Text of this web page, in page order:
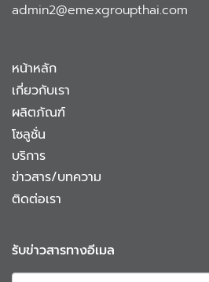
admin2@emexgroupthai.com
หน้าหลัก
เกี่ยวกับเรา
ผลิตภัณฑ์
โซลูชั่น
บริการ
ข่าวสาร/บทความ
ติดต่อเรา
รับข่าวสารทางอีเมล